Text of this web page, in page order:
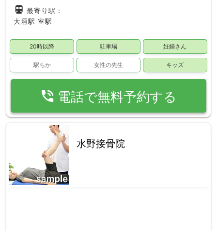
directions_subway 最寄り駅：
大垣駅 室駅
20時以降 駐車場 妊婦さん
駅ちか 女性の先生 キッズ
phone_in_talk 電話で無料予約する
水野接骨院